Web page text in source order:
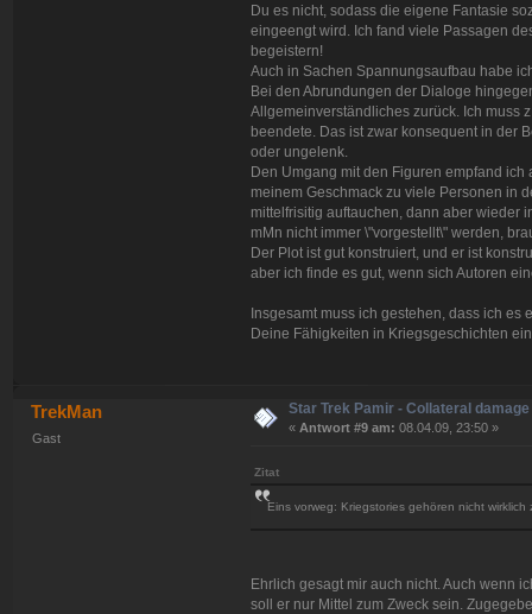
Du es nicht, sodass die eigene Fantasie
eingeengt wird. Ich fand viele Passagen
begeistern!
Auch in Sachen Spannungsaufbau habe
Bei den Abrundungen der Dialoge
Allgemeinverständliches zurück. Ich muss
beendete. Das ist zwar konsequent in der
oder ungelenk.
Den Umgang mit den Figuren empfand
meinem Geschmack zu viele Personen in
mittelfrisitig auftauchen, dann aber wieder
mMn nicht immer \"vorgestellt\" werden,
Der Plot ist gut konstruiert, und er ist
aber ich finde es gut, wenn sich Autoren
Insgesamt muss ich gestehen, dass ich
Deine Fähigkeiten in Kriegsgeschichten
TrekMan
Gast
Star Trek Pamir - Collateral damage
« Antwort #9 am: 08.04.09, 23:50 »
Zitat
Eins vorweg: Kriegstories gehören nicht wirklich
Ehrlich gesagt mir auch nicht. Auch wenn
soll er nur Mittel zum Zweck sein.